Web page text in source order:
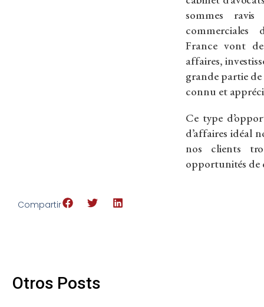
sommes
commerciales
France vont
affaires,
grande partie
connu et
Ce type
d’affaires idéal
nos clients
opportunités de
Compartir
Otros Posts